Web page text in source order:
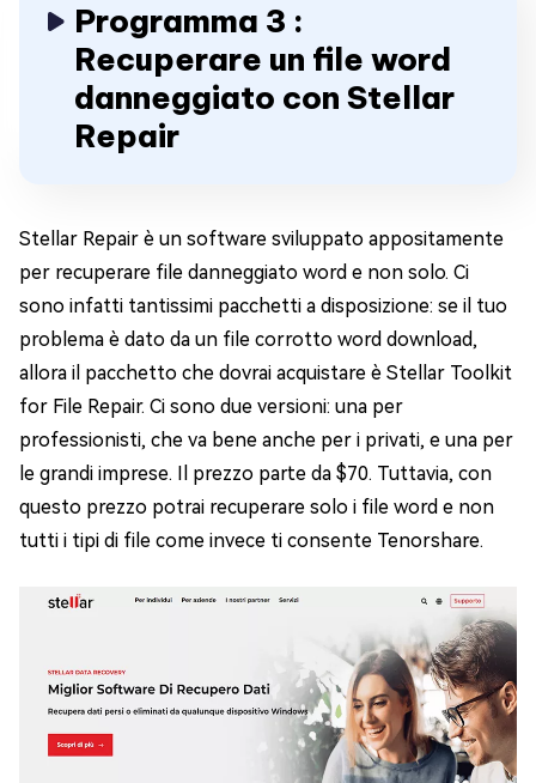
Programma 3 :
Recuperare un file word
danneggiato con Stellar
Repair
Stellar Repair è un software sviluppato appositamente
per recuperare file danneggiato word e non solo. Ci
sono infatti tantissimi pacchetti a disposizione: se il tuo
problema è dato da un file corrotto word download,
allora il pacchetto che dovrai acquistare è Stellar Toolkit
for File Repair. Ci sono due versioni: una per
professionisti, che va bene anche per i privati, e una per
le grandi imprese. Il prezzo parte da $70. Tuttavia, con
questo prezzo potrai recuperare solo i file word e non
tutti i tipi di file come invece ti consente Tenorshare.